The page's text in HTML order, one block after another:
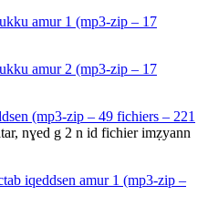
amur 1 (mp3-zip – 17
amur 2 (mp3-zip – 17
(mp3-zip – 49 fichiers – 221
nɣed g 2 n id fichier imẓyann
iqeddsen amur 1 (mp3-zip –